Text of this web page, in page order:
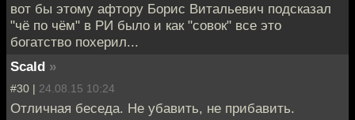
вот бы этому афтору Борис Витальевич подсказал
"чё по чём" в РИ было и как "совок" все это
богатство похерил...
Scald »
#30 | 24.08.15 10:24
Отличная беседа. Не убавить, не прибавить.